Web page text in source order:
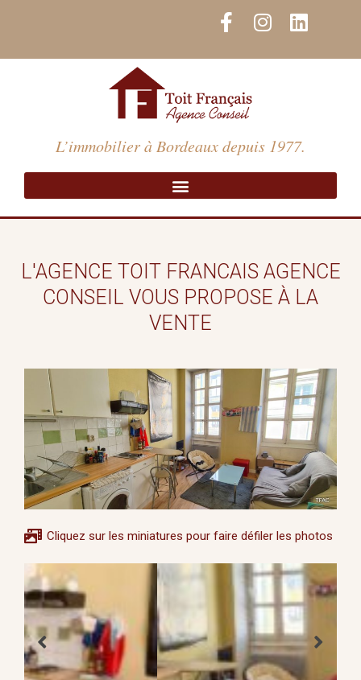
F
a
c
b
o
o
k
-
f
I
n
s
a
m
L
i
n
i
n
L’immobilier à Bordeaux depuis 1977.
L'AGENCE TOIT FRANCAIS AGENCE
CONSEIL VOUS PROPOSE À LA
VENTE
Cliquez sur les miniatures pour faire défiler les photos